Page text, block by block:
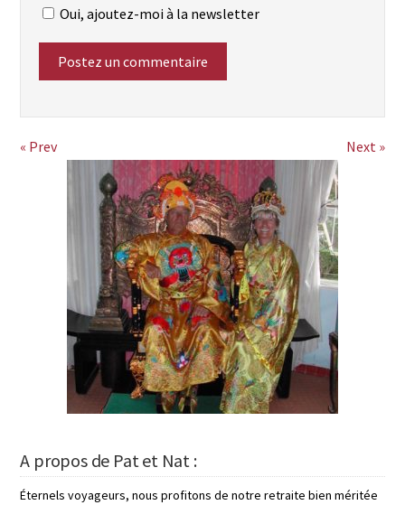
Oui, ajoutez-moi à la newsletter
« Prev Next »
A propos de Pat et Nat :
Éternels voyageurs, nous profitons de notre retraite bien méritée